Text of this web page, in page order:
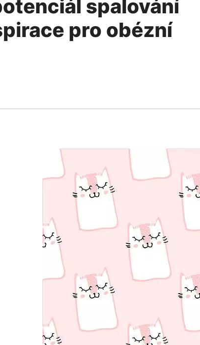
spalování
pro obézní